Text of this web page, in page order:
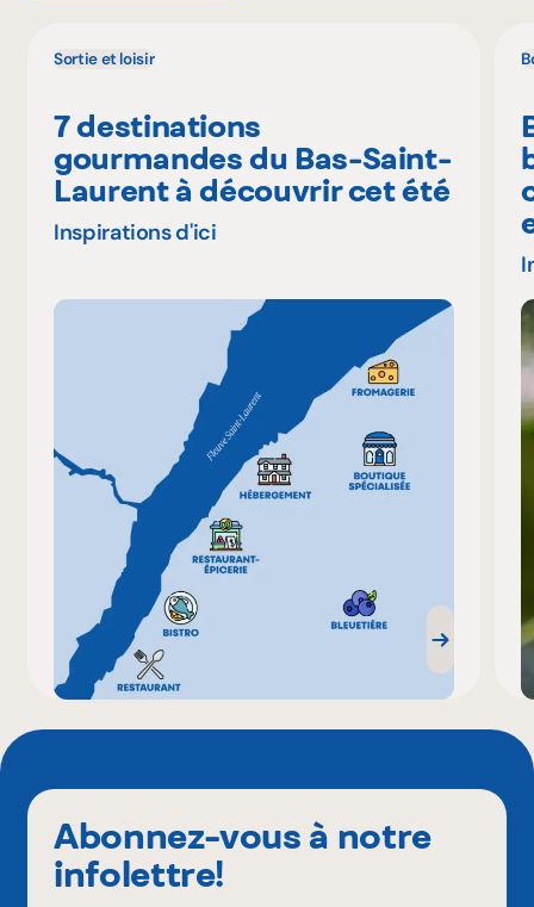
Sortie et loisir
7 destinations
gourmandes du Bas-Saint-
Laurent à découvrir cet été
Inspirations d'ici
Abonnez-vous à notre
infolettre!